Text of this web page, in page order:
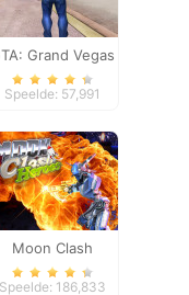
Grand Vegas
Crime
Speelde: 57,991
Moon Clash
Heroes
Speelde: 186,833